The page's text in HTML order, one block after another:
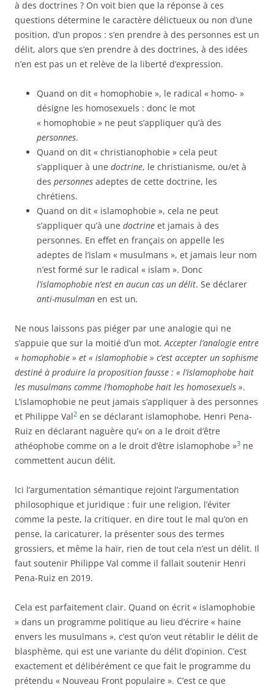
à des doctrines ? On voit bien que la réponse à ces
questions détermine le caractère délictueux ou non d’une
position, d’un propos : s’en prendre à des personnes est un
délit, alors que s’en prendre à des doctrines, à des idées
n’en est pas un et relève de la liberté d’expression.
Quand on dit « homophobie », le radical « homo- »
désigne les homosexuels : donc le mot
« homophobie » ne peut s’appliquer qu’à des
personnes.
Quand on dit « christianophobie » cela peut
s’appliquer à une doctrine, le christianisme, ou/et à
des personnes adeptes de cette doctrine, les
chrétiens.
Quand on dit « islamophobie », cela ne peut
s’appliquer qu’à une doctrine et jamais à des
personnes. En effet en français on appelle les
adeptes de l’islam « musulmans », et jamais leur nom
n’est formé sur le radical « islam ». Donc
l’islamophobie n’est en aucun cas un délit. Se déclarer
anti-musulman en est un.
Ne nous laissons pas piéger par une analogie qui ne
s’appuie que sur la moitié d’un mot.Accepter l’analogie entre
« homophobie » et « islamophobie » c’est accepter un sophisme
destiné à produire la proposition fausse : « l’islamophobe hait
les musulmans comme l’homophobe hait les homosexuels ».
L’islamophobie ne peut jamais s’appliquer à des personnes
et Philippe Val2 en se déclarant islamophobe, Henri Pena-
Ruiz en déclarant naguère qu’« on a le droit d’être
athéophobe comme on a le droit d’être islamophobe »3 ne
commettent aucun délit.
Ici l’argumentation sémantique rejoint l’argumentation
philosophique et juridique : fuir une religion, l’éviter
comme la peste, la critiquer, en dire tout le mal qu’on en
pense, la caricaturer, la présenter sous des termes
grossiers, et même la haïr, rien de tout cela n’est un délit. Il
faut soutenir Philippe Val comme il fallait soutenir Henri
Pena-Ruiz en 2019.
Cela est parfaitement clair. Quand on écrit « islamophobie
» dans un programme politique au lieu d’écrire « haine
envers les musulmans », c’est qu’on veut rétablir le délit de
blasphème, qui est une variante du délit d’opinion. C’est
exactement et délibérément ce que fait le programme du
prétendu « Nouveau Front populaire ». C’est ce que